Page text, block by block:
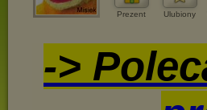
Prezent Ulubiony